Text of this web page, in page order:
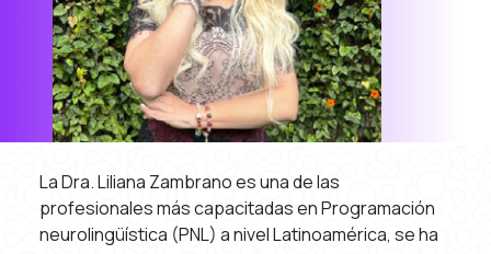
La Dra. Liliana Zambrano es una de las
profesionales más capacitadas en Programación
neurolingüística (PNL) a nivel Latinoamérica, se ha